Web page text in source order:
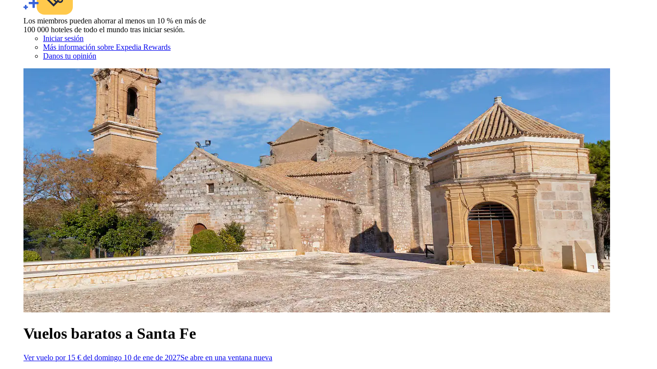
Los miembros pueden ahorrar al menos un 10 % en más de
100 000 hoteles de todo el mundo tras iniciar sesión.
Iniciar sesión
Más información sobre Expedia Rewards
Danos tu opinión
Vuelos baratos a Santa Fe
Ver vuelo por 15 € del domingo 10 de ene de 2027Se abre en una ventana nueva